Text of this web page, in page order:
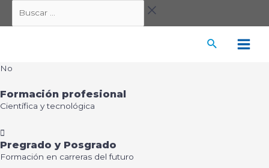
Main
No
Formación profesional
Científica y tecnológica
Pregrado y Posgrado
Formación en carreras del futuro